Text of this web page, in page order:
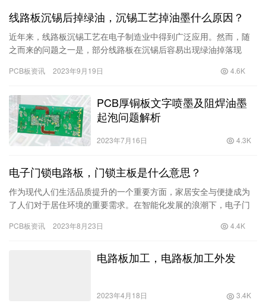
线路板沉锡后掉绿油，沉锡工艺掉油墨什么原因？
近年来，线路板沉锡工艺在电子制造业中得到广泛应用。然而，随
之而来的问题之一是，部分线路板在沉锡后容易出现绿油掉落现
后会掉绿…
PCB板资讯 2023年9月19日 4.6K
PCB厚铜板文字喷墨及阻焊油墨
起泡问题解析
2023年7月16日 4.3K
电子门锁电路板，门锁主板是什么意思？
作为现代人们生活品质提升的一个重要方面，家居安全与便捷成为
了人们对于居住环境的重要需求。在智能化发展的浪潮下，电子门
心部件…
PCB板资讯 2023年8月23日 4.4K
电路板加工，电路板加工外发
2023年4月18日 3.4K